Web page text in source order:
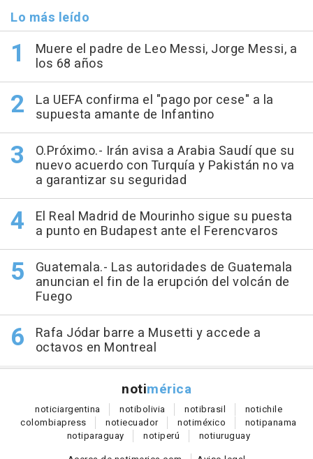
Lo más leído
Muere el padre de Leo Messi, Jorge Messi, a
los 68 años
La UEFA confirma el "pago por cese" a la
supuesta amante de Infantino
O.Próximo.- Irán avisa a Arabia Saudí que su
nuevo acuerdo con Turquía y Pakistán no va
a garantizar su seguridad
El Real Madrid de Mourinho sigue su puesta
a punto en Budapest ante el Ferencvaros
Guatemala.- Las autoridades de Guatemala
anuncian el fin de la erupción del volcán de
Fuego
Rafa Jódar barre a Musetti y accede a
octavos en Montreal
notimérica
noticiargentina notibolivia notibrasil notichile
colombiapress notiecuador notiméxico notipanama
notiparaguay notiperú notiuruguay